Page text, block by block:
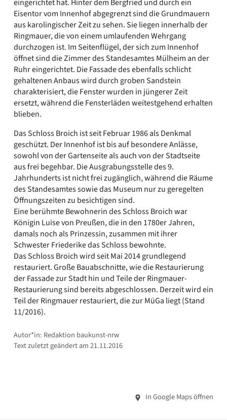
eingerichtet hat. Hinter dem Bergfried und durch ein
Eisentor vom Innenhof abgegrenzt sind die Grundmauern
aus karolingischer Zeit zu sehen. Sie liegen innerhalb der
Ringmauer, die von einem umlaufenden Wehrgang
durchzogen ist. Im Seitenflügel, der sich zum Innenhof
öffnet sind die Zimmer des Standesamtes Mülheim an der
Ruhr eingerichtet. Die Fassade des ebenfalls schlicht
gehaltenen Anbaus wird durch groben Sandstein
charakterisiert, die Fenster wurden in jüngerer Zeit
ersetzt, während die Fensterläden weitestgehend erhalten
blieben.
Das Schloss Broich ist seit Februar 1986 als Denkmal
geschützt. Der Innenhof ist bis auf besondere Anlässe,
sowohl von der Gartenseite als auch von der Stadtseite
aus frei begehbar. Die Ausgrabungsstelle des 9.
Jahrhunderts ist nicht frei zugänglich, während die Räume
des Standesamtes sowie das Museum nur zu geregelten
Öffnungszeiten zu besichtigen sind.
Eine berühmte Bewohnerin des Schloss Broich war
Königin Luise von Preußen, die in den 1780er Jahren,
damals noch als Prinzessin, zusammen mit ihrer
Schwester Friederike das Schloss bewohnte.
Das Schloss Broich wird seit Mai 2014 grundlegend
restauriert. Große Bauabschnitte, wie die Restaurierung
der Fassade zur Stadt hin und Teile der Ringmauer-
Restaurierung sind bereits abgeschlossen. Derzeit wird ein
Teil der Ringmauer restauriert, die zur MüGa liegt (Stand
11/2016).
Autor*in: Redaktion baukunst-nrw
Text zuletzt geändert am 21.11.2016
In Google Maps öffnen